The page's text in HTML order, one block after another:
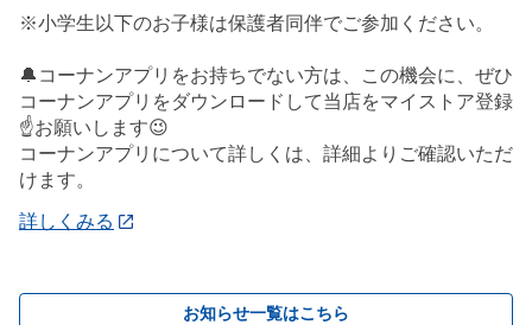
※小学生以下のお子様は保護者同伴でご参加ください。
🔔コーナンアプリをお持ちでない方は、この機会に、ぜひ
コーナンアプリをダウンロードして当店をマイストア登録
☝️お願いします😉
コーナンアプリについて詳しくは、詳細よりご確認いただ
けます。
詳しくみる
お知らせ一覧はこちら